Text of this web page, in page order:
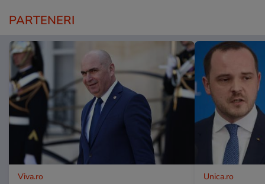
PARTENERI
Viva.ro Unica.ro